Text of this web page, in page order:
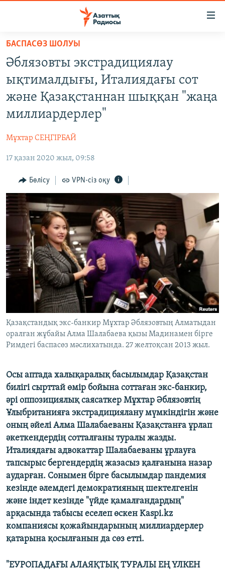
Skip
main
content
to
main
Skip
to
ЖАҢАЛЫҚТАР
AZATTYQTV
ӘЛЕУМЕТ
ӘЛЕМ
АРНАЙЫ ЖОБАЛАР
Русский
ЖАЗЫЛЫҢЫЗ
Басқа тілдерде
БАСПАСӨЗ ШОЛУЫ
Әблязовты экстрадициялау
ықтималдығы, Италиядағы сот
және Қазақстаннан шыққан "жаңа
миллиардерлер"
Мұхтар СЕҢГІРБАЙ
17 қазан 2020 жыл, 09:58
Бөлісу VPN-сіз оқу
Қазақстандық экс-банкир Мұхтар Әблязовтың Алматыдан
оралған жұбайы Алма Шалабаева қызы Мадинамен бірге
Римдегі баспасөз мәслихатында. 27 желтоқсан 2013 жыл.
Осы аптада халықаралық басылымдар Қазақстан
билігі сырттай өмір бойына соттаған экс-банкир,
әрі оппозициялық саясаткер Мұхтар Әблязовтің
Ұлыбританияға экстрадициялану мүмкіндігін және
оның әйелі Алма Шалабаеваны Қазақстанға ұрлап
әкеткендердің сотталғаны туралы жазды.
Италиядағы адвокаттар Шалабаеваны ұрлауға
тапсырыс бергендердің жазасыз қалғанына назар
аударған. Сонымен бірге басылымдар пандемия
кезінде әлемдегі демократияның шектелгенін
және індет кезінде "үйде қамалғандардың"
арқасында табысы еселеп өскен Kaspi.kz
компаниясы қожайындарының миллиардерлер
қатарына қосылғанын да сөз етті.
"ЕУРОПАДАҒЫ АЛАЯҚТЫҚ ТУРАЛЫ ЕҢ ҮЛКЕН